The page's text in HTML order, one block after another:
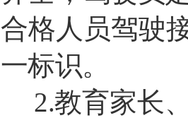
合格人员驾驶
一标识。
2.教育家长